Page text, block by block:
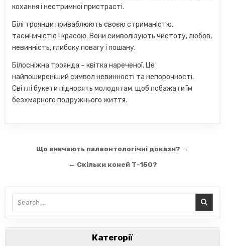
кохання і нестримної пристрасті.
Білі троянди приваблюють своєю стриманістю,
таємничістю і красою. Вони символізують чистоту, любов,
невинність, глибоку повагу і пошану.
Білосніжна троянда – квітка нареченої. Це
найпоширеніший символ невинності та непорочності.
Світлі букети підносять молодятам, щоб побажати їм
безхмарного подружнього життя.
Навігація
Що вивчають палеонтологічні докази? →
← Скільки коней Т-150?
Категорії